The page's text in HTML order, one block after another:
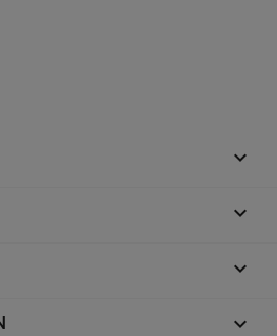



keyboard_arrow_down